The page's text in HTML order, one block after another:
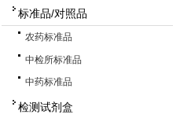
标准品/对照品
农药标准品
中检所标准品
中药标准品
检测试剂盒